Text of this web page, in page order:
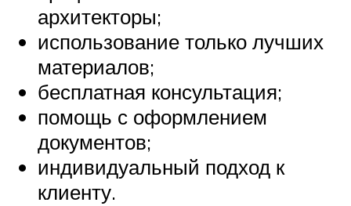
архитекторы;
использование только лучших
материалов;
бесплатная консультация;
помощь с оформлением
документов;
индивидуальный подход к
клиенту.